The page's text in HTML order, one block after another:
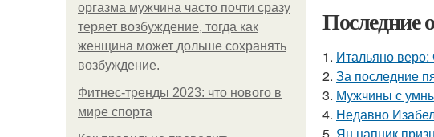
оргазма мужчина часто почти сразу
теряет возбуждение, тогда как
женщина может дольше сохранять
возбуждение.
Фитнес-тренды 2023: что нового в
мире спорта
Последние
1. Итальяно веро:
2. За последние
3. Мужчины с
4. Недавно